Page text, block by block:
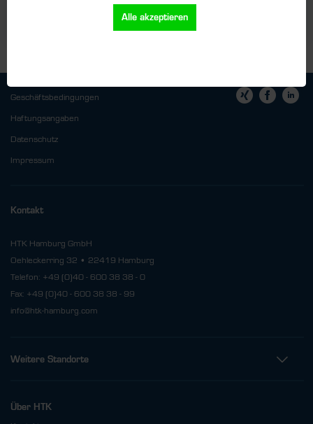
Kontaktformular
Geschäftsbedingungen
Haftungsangaben
Datenschutz
Impressum
Kontakt
HTK Hamburg GmbH
Oehleckerring 32 • 22419 Hamburg
Telefon: +49 (0)40 - 600 38 38 - 0
Fax: +49 (0)40 - 600 38 38 - 99
info@htk-hamburg.com
Weitere Standorte
Über HTK
Alle akzeptieren